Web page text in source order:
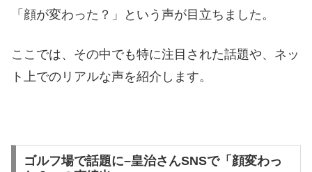
「顔が変わった？」という声が目立ちました。
ここでは、その中でも特に注目された話題や、ネッ
ト上でのリアルな声を紹介します。
ゴルフ場で話題に–皇治さんSNSで「顔変わっ